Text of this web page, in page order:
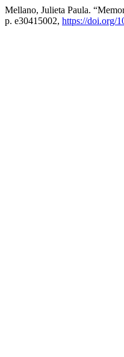
Mellano, Julieta Paula.
p. e30415002, https://doi.org/